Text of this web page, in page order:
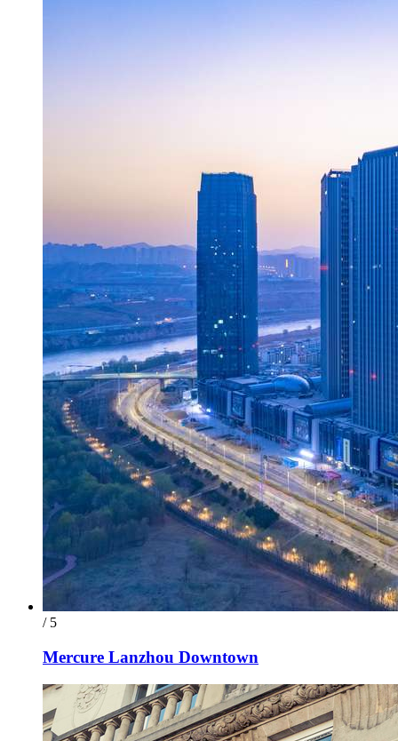
/ 5
Mercure Lanzhou Downtown